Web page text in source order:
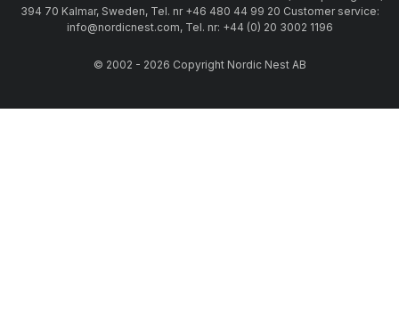
394 70 Kalmar, Sweden, Tel. nr +46 480 44 99 20 Customer service:
info@nordicnest.com, Tel. nr: +44 (0) 20 3002 1196
© 2002 - 2026 Copyright Nordic Nest AB